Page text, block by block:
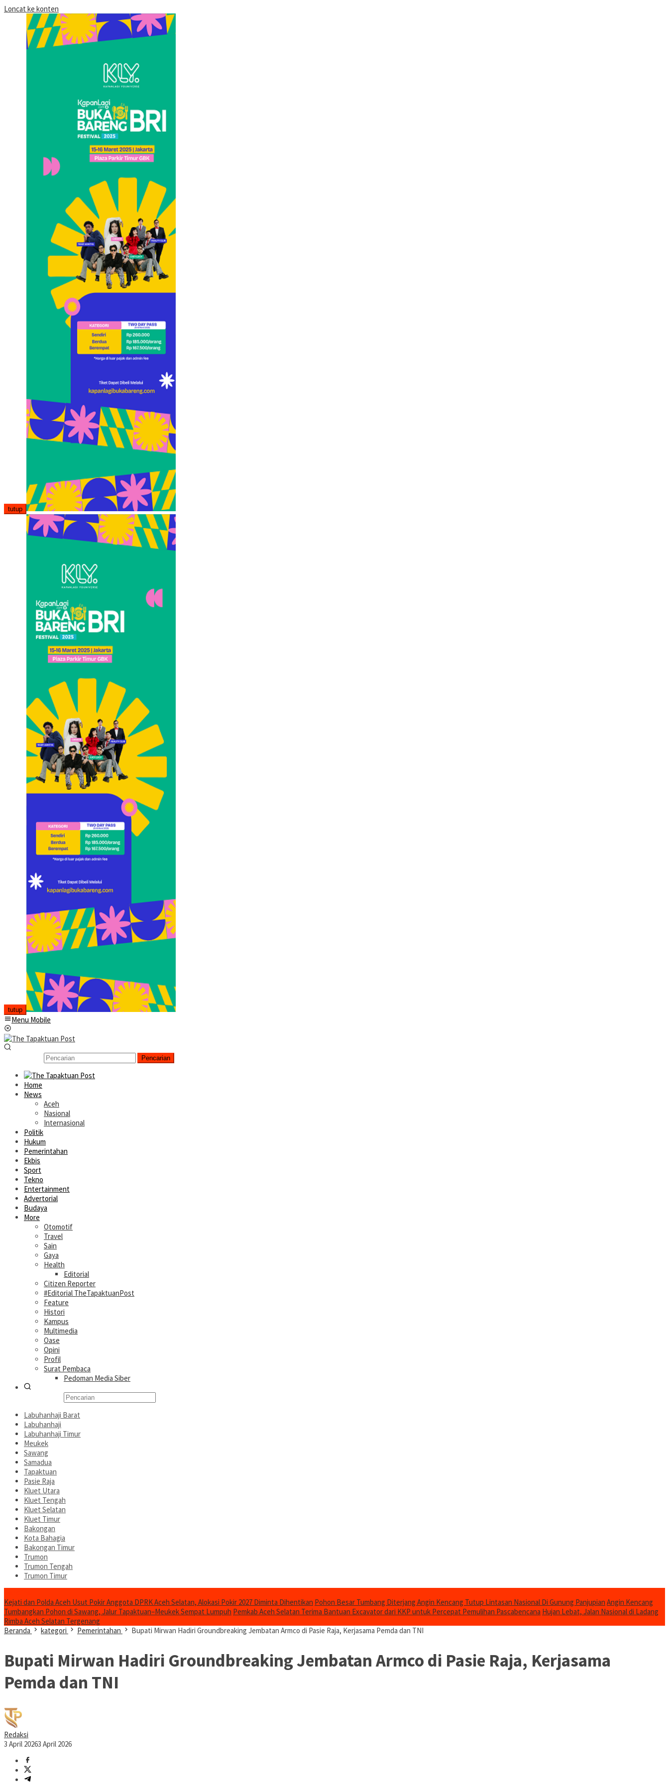
Loncat ke konten
tutup
tutup
Menu Mobile
Pencarian
Home
News
Aceh
Nasional
Internasional
Politik
Hukum
Pemerintahan
Ekbis
Sport
Tekno
Entertainment
Advertorial
Budaya
More
Otomotif
Travel
Sain
Gaya
Health
Editorial
Citizen Reporter
#Editorial TheTapaktuanPost
Feature
Histori
Kampus
Multimedia
Oase
Opini
Profil
Surat Pembaca
Pedoman Media Siber
Labuhanhaji Barat
Labuhanhaji
Labuhanhaji Timur
Meukek
Sawang
Samadua
Tapaktuan
Pasie Raja
Kluet Utara
Kluet Tengah
Kluet Selatan
Kluet Timur
Bakongan
Kota Bahagia
Bakongan Timur
Trumon
Trumon Tengah
Trumon Timur
Kejati dan Polda Aceh Usut Pokir Anggota DPRK Aceh Selatan, Alokasi Pokir 2027 Diminta Dihentikan Pohon Besar Tumbang Diterjang Angin Kencang Tutup Lintasan Nasional Di Gunung Panjupian Angin Kencang
Tumbangkan Pohon di Sawang, Jalur Tapaktuan–Meukek Sempat Lumpuh Pemkab Aceh Selatan Terima Bantuan Excavator dari KKP untuk Percepat Pemulihan Pascabencana Hujan Lebat, Jalan Nasional di Ladang
Rimba Aceh Selatan Tergenang
Beranda
kategori Pemerintahan Bupati Mirwan Hadiri Groundbreaking Jembatan Armco di Pasie Raja, Kerjasama Pemda dan TNI
Bupati Mirwan Hadiri Groundbreaking Jembatan Armco di Pasie Raja, Kerjasama
Pemda dan TNI
Redaksi
3 April 20263 April 2026